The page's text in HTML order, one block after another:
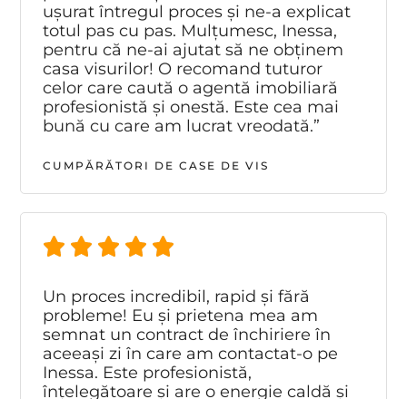
ușurat întregul proces și ne-a explicat
totul pas cu pas. Mulțumesc, Inessa,
pentru că ne-ai ajutat să ne obținem
casa visurilor! O recomand tuturor
celor care caută o agentă imobiliară
profesionistă și onestă. Este cea mai
bună cu care am lucrat vreodată.”
CUMPĂRĂTORI DE CASE DE VIS
Un proces incredibil, rapid și fără
probleme! Eu și prietena mea am
semnat un contract de închiriere în
aceeași zi în care am contactat-o pe
Inessa. Este profesionistă,
înțelegătoare și are o energie caldă și